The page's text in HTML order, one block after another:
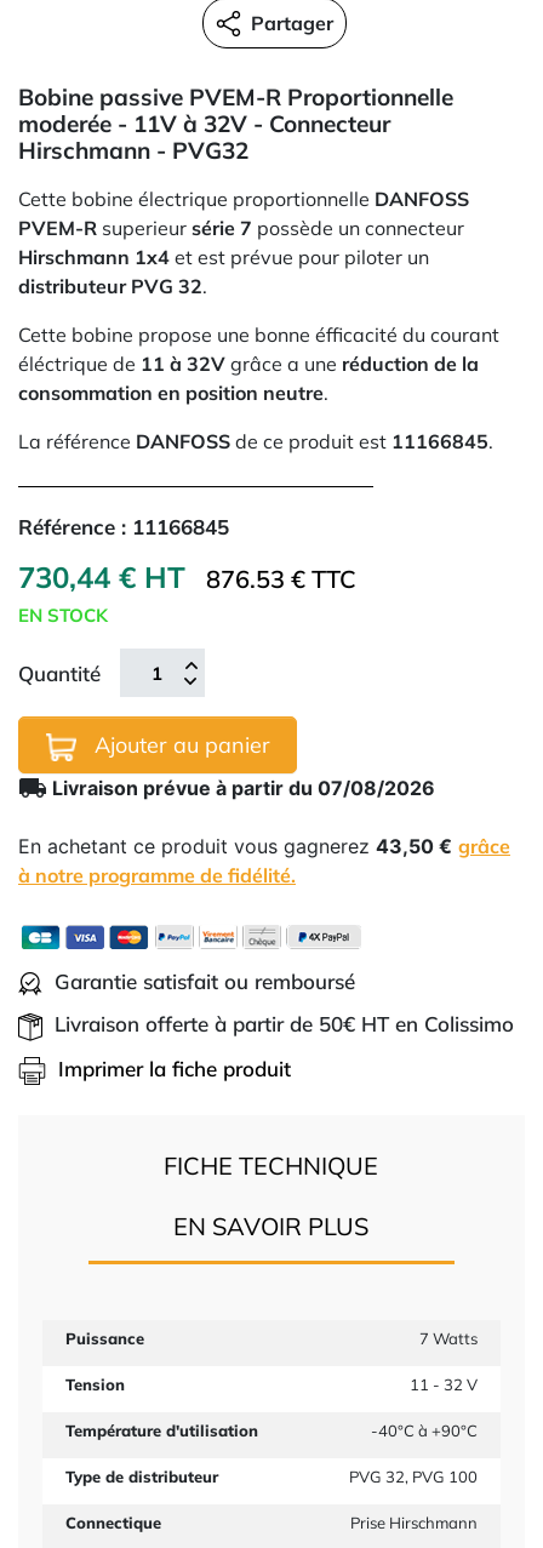
Partager
Bobine passive PVEM-R Proportionnelle
moderée - 11V à 32V - Connecteur
Hirschmann - PVG32
Cette bobine électrique proportionnelle DANFOSS
PVEM-R superieur série 7 possède un connecteur
Hirschmann 1x4 et est prévue pour piloter un
distributeur PVG 32.
Cette bobine propose une bonne éfficacité du courant
éléctrique de 11 à 32V grâce a une réduction de la
consommation en position neutre.
La référence DANFOSS de ce produit est 11166845.
Référence : 11166845
730,44 € HT 876.53 € TTC
EN STOCK
Quantité
Ajouter au panier
local_shipping Livraison prévue à partir du 07/08/2026
En achetant ce produit vous gagnerez 43,50 € grâce
à notre programme de fidélité.
Garantie satisfait ou remboursé
Livraison offerte à partir de 50€ HT en Colissimo
Imprimer la fiche produit
FICHE TECHNIQUE
EN SAVOIR PLUS
Puissance 7 Watts
Tension 11 - 32 V
Température d'utilisation -40°C à +90°C
Type de distributeur PVG 32, PVG 100
Connectique
Prise Hirschmann